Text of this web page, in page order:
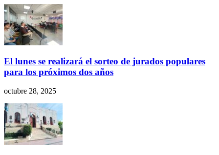
El lunes se realizará el sorteo de jurados populares
para los próximos dos años
octubre 28, 2025